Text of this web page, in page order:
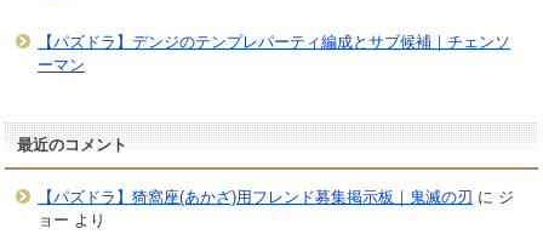
【パズドラ】デンジのテンプレパーティ編成とサブ候補｜チェンソ
ーマン
最近のコメント
【パズドラ】猗窩座(あかざ)用フレンド募集掲示板｜鬼滅の刃 に ジ
ョー より